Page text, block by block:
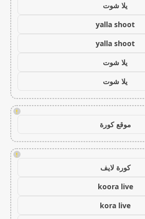
يلا شوت
yalla shoot
yalla shoot
يلا شوت
يلا شوت
!
موقع كورة
!
كورة لايف
koora live
kora live